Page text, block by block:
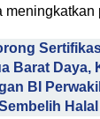
meningkatkan
Barat Daya,
BI
Halal